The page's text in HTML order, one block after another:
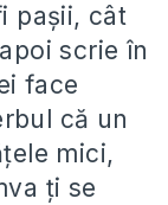
pașii, cât
scrie în
face
că un
mici,
ți se